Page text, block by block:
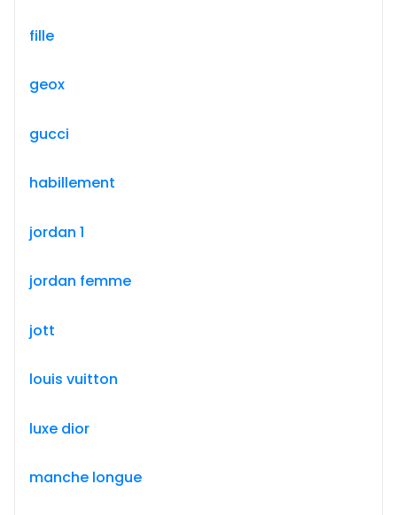
fille
geox
gucci
habillement
jordan 1
jordan femme
jott
louis vuitton
luxe dior
manche longue